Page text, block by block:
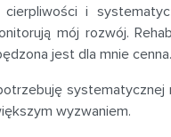
i
mój rozwój.
jest dla mnie cenna.
systematycznej
wyzwaniem.